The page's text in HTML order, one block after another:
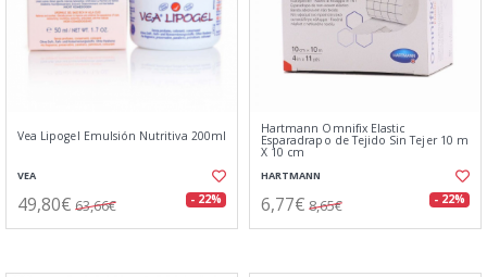
Vea Lipogel Emulsión Nutritiva 200ml
VEA
49,80€ 63,66€ - 22%
Hartmann Omnifix Elastic
Esparadrapo de Tejido Sin Tejer 10 m
X 10 cm
HARTMANN
6,77€ 8,65€ - 22%